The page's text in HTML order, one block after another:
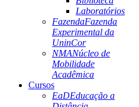
Laboratórios
FazendaFazenda
Experimental da
UninCor
NMANúcleo de
Mobilidade
Acadêmica
Cursos
EaDEducação a